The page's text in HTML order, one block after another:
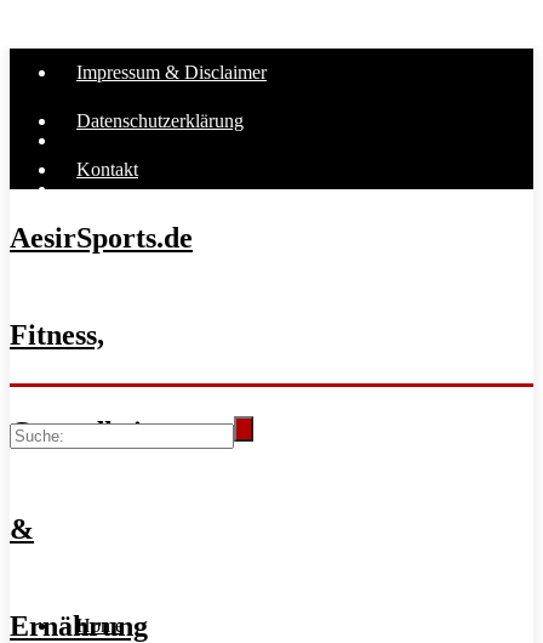
Impressum & Disclaimer
Datenschutzerklärung
Kontakt
AesirSports.de
Fitness,
Gesundheit
&
Ernährung
Home